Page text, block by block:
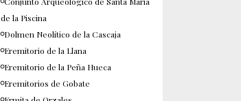
de la Piscina
Dolmen Neolítico de la Cascaja
Eremitorio de la Llana
Eremitorio de la Peña Hueca
Eremitorios de Gobate